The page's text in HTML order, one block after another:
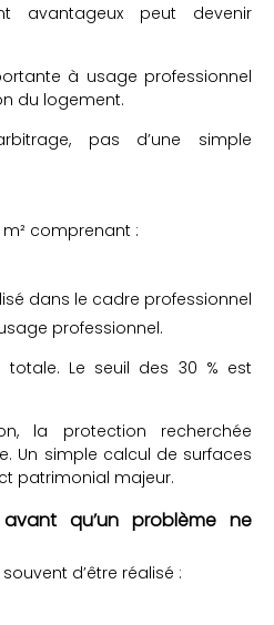
avantageux peut devenir
à usage professionnel
du logement.
pas d’une simple
comprenant :
dans le cadre professionnel
professionnel.
Le seuil des 30 % est
la protection recherchée
Un simple calcul de surfaces
patrimonial majeur.
qu’un problème ne
d’être réalisé :